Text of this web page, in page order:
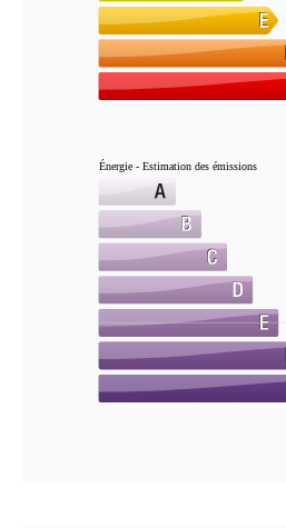
Énergie - Estimation des émissions